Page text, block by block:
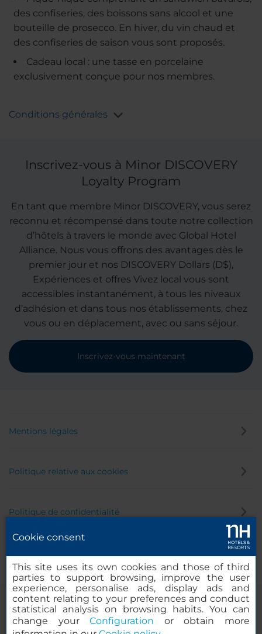
des confiseries, des boissons sans alcool et une
bouteille de prosecco. En hiver, du vin chaud et
des confiseries de saison vous sont proposés.
Cadeau local : une tasse en porcelaine
exclusivement conçue pour nos membres.
Conditions générales
Inscrivez-vous à Minor DISCOVERY
Loyalty Program
En tant que membre Minor DISCOVERY, vous serez
reconnu et récompensé dans toute notre collection
d’hôtels à travers le monde avec Global Hotel
Alliance. Nous vous offrons des avantages dès le
premier jour et nos DISCOVERY Dollars (D$),
Expériences et offres Vivez local vous sont
accessibles instantanément, à tous les niveaux
d’adhésion et dans tous nos établissements, chez
vous ou en déplacement, avec ou sans séjour.
Inscrivez-vous maintenant
Mentions légales
Politique relative aux cookies
Politique de confidentialité
Cookie consent
This site uses its own cookies and those of third
parties to support browsing, improve the user
experience, personalise ads, display ads and
content relating to your preferences and conduct
statistical analysis on browsing habits. You can
change yourConfiguration or obtain more